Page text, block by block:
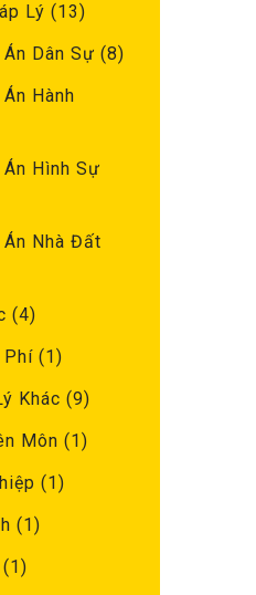
Lý (13)
Dân Sự (8)
Hành
Án Hình Sự
Án Nhà Đất
(4)
Phí(1)
Khác (9)
Môn (1)
(1)
(1)
(1)